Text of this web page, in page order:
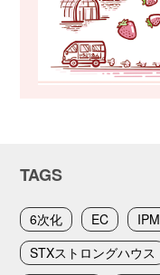
TAGS
6次化 EC IPM
STXストロングハウス